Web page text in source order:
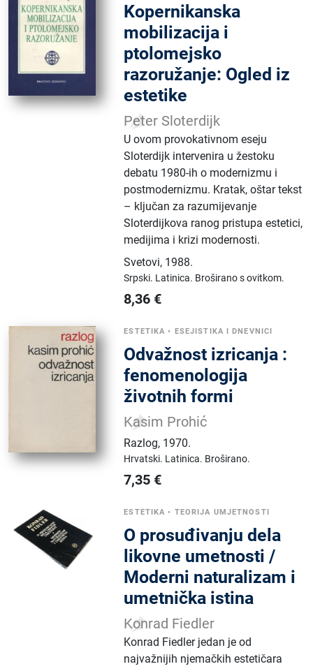
Kopernikanska
mobilizacija i
ptolomejsko
razoružanje: Ogled iz
estetike
Peter Sloterdijk
U ovom provokativnom eseju
Sloterdijk intervenira u žestoku
debatu 1980-ih o modernizmu i
postmodernizmu. Kratak, oštar tekst
– ključan za razumijevanje
Sloterdijkova ranog pristupa estetici,
medijima i krizi modernosti.
Svetovi, 1988.
Srpski. Latinica. Broširano s ovitkom.
8,36 €
ESTETIKA • ESEJISTIKA I DNEVNICI
Odvažnost izricanja :
fenomenologija
životnih formi
Kasim Prohić
Razlog, 1970.
Hrvatski. Latinica. Broširano.
7,35 €
ESTETIKA • TEORIJA UMJETNOSTI
O prosuđivanju dela
likovne umetnosti /
Moderni naturalizam i
umetnička istina
Konrad Fiedler
Konrad Fiedler jedan je od
najvažnijih njemačkih estetičara